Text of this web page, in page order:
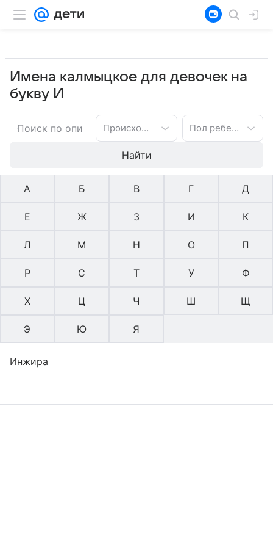
Имена калмыцкое для девочек на
букву И
Происхождение имени Пол ребенка
Найти
А Б В Г Д
Е Ж З И К
Л М Н О П
Р С Т У Ф
Х Ц Ч Ш Щ
Э Ю Я
Инжира